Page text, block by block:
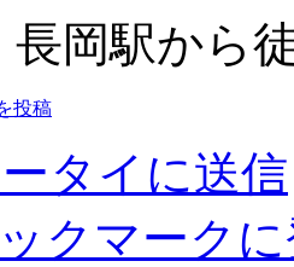
長岡駅から
タイに送信
クマーク